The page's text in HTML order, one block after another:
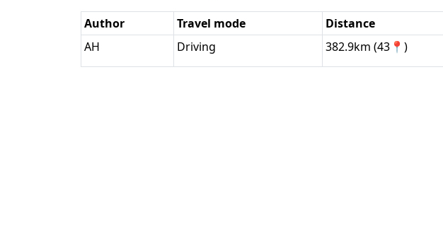
Author Travel mode Distance
AH
Driving 382.9km (43📍)